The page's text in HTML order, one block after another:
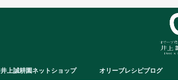
井上誠耕園ネットショップ オリーブレシピブログ